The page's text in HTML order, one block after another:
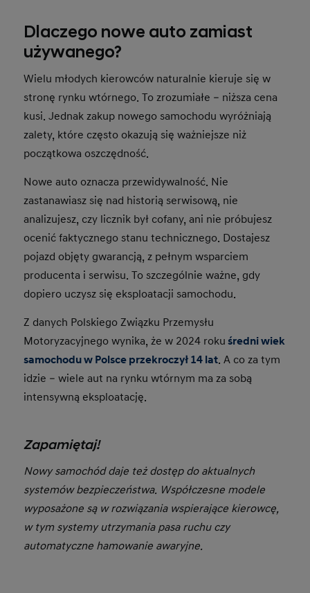
Dlaczego nowe auto zamiast
używanego?
Wielu młodych kierowców naturalnie kieruje się w
stronę rynku wtórnego. To zrozumiałe – niższa cena
kusi. Jednak zakup nowego samochodu wyróżniają
zalety, które często okazują się ważniejsze niż
początkowa oszczędność.
Nowe auto oznacza przewidywalność. Nie
zastanawiasz się nad historią serwisową, nie
analizujesz, czy licznik był cofany, ani nie próbujesz
ocenić faktycznego stanu technicznego. Dostajesz
pojazd objęty gwarancją, z pełnym wsparciem
producenta i serwisu. To szczególnie ważne, gdy
dopiero uczysz się eksploatacji samochodu.
Z danych Polskiego Związku Przemysłu
Motoryzacyjnego wynika, że w 2024 roku średni wiek
samochodu w Polsce przekroczył 14 lat. A co za tym
idzie – wiele aut na rynku wtórnym ma za sobą
intensywną eksploatację.
Zapamiętaj!
Nowy samochód daje też dostęp do aktualnych
systemów bezpieczeństwa. Współczesne modele
wyposażone są w rozwiązania wspierające kierowcę,
w tym systemy utrzymania pasa ruchu czy
automatyczne hamowanie awaryjne.